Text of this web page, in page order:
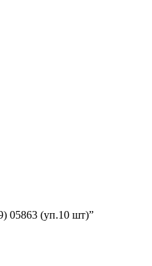
05863 (уп.10 шт)”